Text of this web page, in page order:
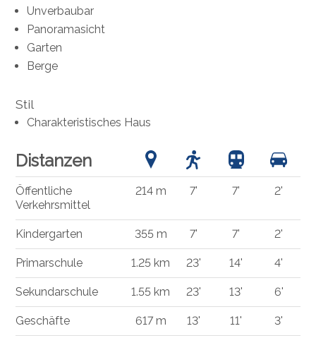
Unverbaubar
Panoramasicht
Garten
Berge
Stil
Charakteristisches Haus
Distanzen
Öffentliche
Verkehrsmittel
214 m 7' 7' 2'
Kindergarten 355 m 7' 7' 2'
Primarschule 1.25 km 23' 14' 4'
Sekundarschule 1.55 km 23' 13' 6'
Geschäfte 617 m 13' 11' 3'